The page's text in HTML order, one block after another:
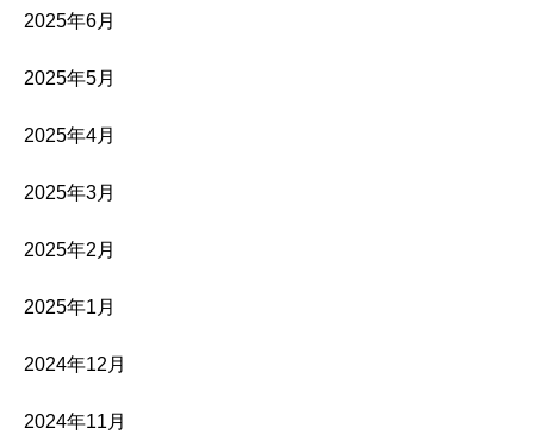
2025年6月
2025年5月
2025年4月
2025年3月
2025年2月
2025年1月
2024年12月
2024年11月